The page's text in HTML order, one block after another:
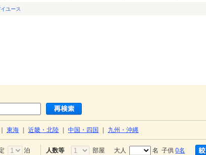
ユース
東海 近畿・北陸 中国・四国 九州・沖縄
泊 人数等 部屋 大人 名 子供 0名